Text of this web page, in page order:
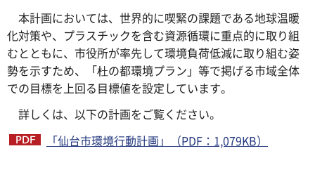
本計画においては、世界的に喫緊の課題である地球温暖
化対策や、プラスチックを含む資源循環に重点的に取り組
むとともに、市役所が率先して環境負荷低減に取り組む姿
勢を示すため、「杜の都環境プラン」等で掲げる市域全体
での目標を上回る目標値を設定しています。
詳しくは、以下の計画をご覧ください。
「仙台市環境行動計画」（PDF：1,079KB）